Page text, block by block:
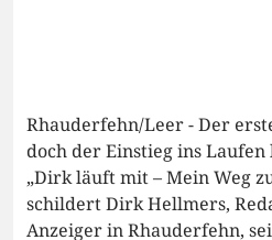
Rhauderfehn/Leer - Der
doch der Einstieg ins
„Dirk läuft mit – Mein Weg
schildert Dirk Hellmers,
Anzeiger in Rhauderfehn,